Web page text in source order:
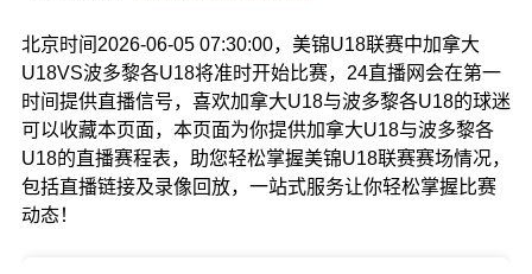
北京时间2026-06-05 07:30:00，美锦U18联赛中加拿大
U18VS波多黎各U18将准时开始比赛，24直播网会在第一
时间提供直播信号，喜欢加拿大U18与波多黎各U18的球迷
可以收藏本页面，本页面为你提供加拿大U18与波多黎各
U18的直播赛程表，助您轻松掌握美锦U18联赛赛场情况，
包括直播链接及录像回放，一站式服务让你轻松掌握比赛
动态！